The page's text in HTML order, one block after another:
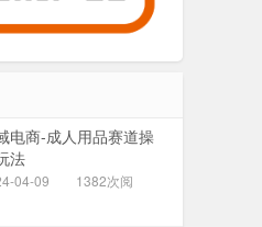
电商-成人用品赛道操
法
04-09
1382次阅